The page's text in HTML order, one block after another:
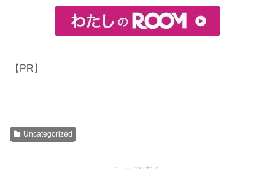
【PR】
Uncategorized